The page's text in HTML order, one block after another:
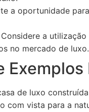
a oportunidade
Considere a
no mercado de luxo.
de luxo
com vista para a